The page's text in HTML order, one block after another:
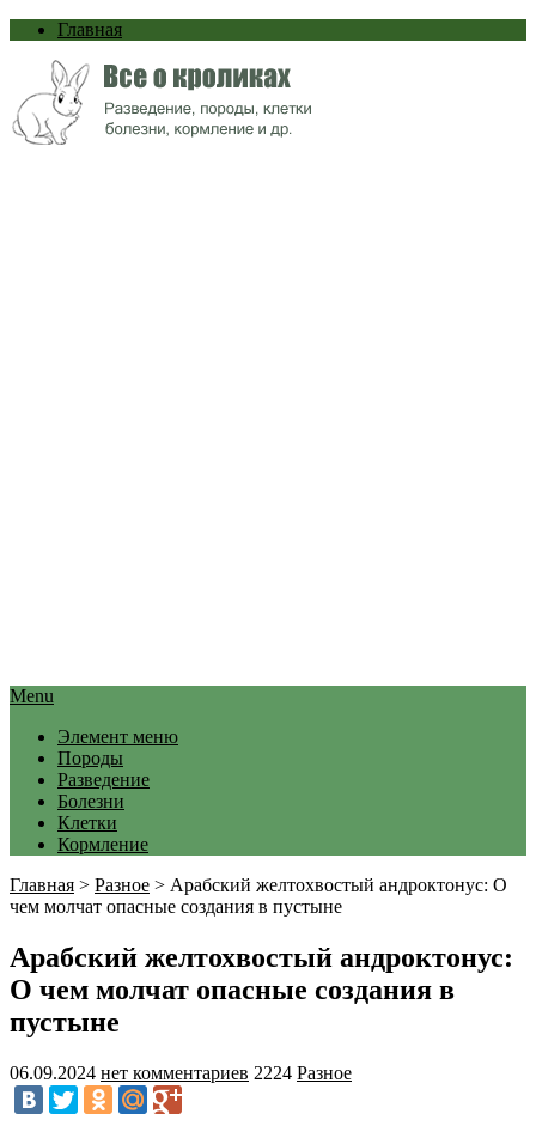
Главная
Menu
Элемент меню
Породы
Разведение
Болезни
Клетки
Кормление
Главная > Разное > Арабский желтохвостый андроктонус: О
чем молчат опасные создания в пустыне
Арабский желтохвостый андроктонус:
О чем молчат опасные создания в
пустыне
06.09.2024 нет комментариев 2224 Разное